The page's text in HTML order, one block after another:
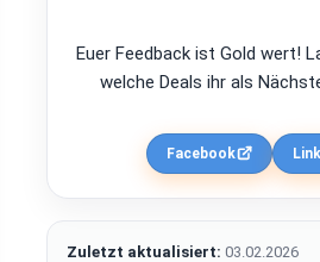
Euer Feedback ist Gold wert!
welche Deals ihr als
Facebook
Zuletzt aktualisiert: 03.02.2026